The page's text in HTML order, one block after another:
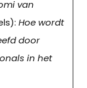
van
Hoe wordt
door
in het